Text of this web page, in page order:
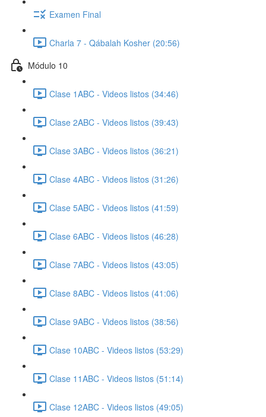
Examen Final
Charla 7 - Qábalah Kosher (20:56)
Módulo 10
Clase 1ABC - Videos listos (34:46)
Clase 2ABC - Videos listos (39:43)
Clase 3ABC - Videos listos (36:21)
Clase 4ABC - Videos listos (31:26)
Clase 5ABC - Videos listos (41:59)
Clase 6ABC - Videos listos (46:28)
Clase 7ABC - Videos listos (43:05)
Clase 8ABC - Videos listos (41:06)
Clase 9ABC - Videos listos (38:56)
Clase 10ABC - Videos listos (53:29)
Clase 11ABC - Videos listos (51:14)
Clase 12ABC - Videos listos (49:05)